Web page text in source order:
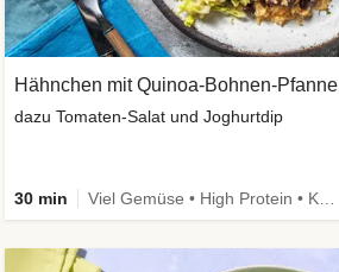
Hähnchen mit Quinoa-Bohnen-Pfanne
dazu Tomaten-Salat und Joghurtdip
30 min